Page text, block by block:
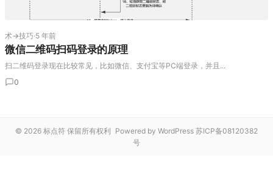
术→技巧·5 年前
微信二维码扫码登录的原理
扫二维码登录现在比较常见，比如微信、支付宝等PC端登录，并且...
0
© 2026 标点符 保留所有权利 Powered by WordPress 苏ICP备08120382
号